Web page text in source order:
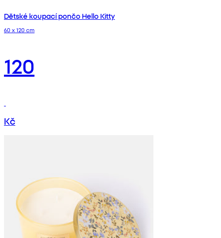
Dětské koupací pončo Hello Kitty
60 x 120 cm
120
Kč